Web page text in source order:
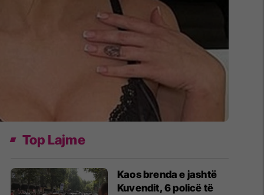
Top Lajme
Kaos brenda e jashtë
Kuvendit, 6 policë të